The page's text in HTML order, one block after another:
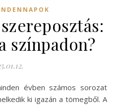
színpadon?
ki igazán a tömegből. A